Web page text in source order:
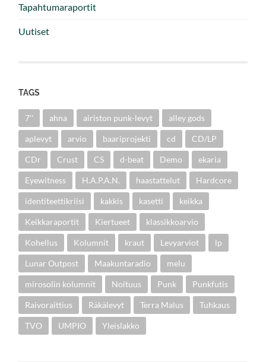
Tapahtumaraportit
Uutiset
TAGS
7'' ahna airiston punk-levyt alley gods
aplevyt arvio baariprojekti cd CD/LP
CDr Crust CS d-beat Demo ekaria
Eyewitness H.A.P.A.N. haastattelut Hardcore
identiteettikriisi kakkis kasetti keikka
Keikkaraportit Kiertueet klassikkoarvio
Kohellus Kolumnit kraut Levyarviot lp
Lunar Outpost Maakuntaradio melu
mirosolin kolumnit Noituus Punk Punkfutis
Raivoraittius Räkälevyt Terra Malus Tuhkaus
TVO UMPIO Yleislakko